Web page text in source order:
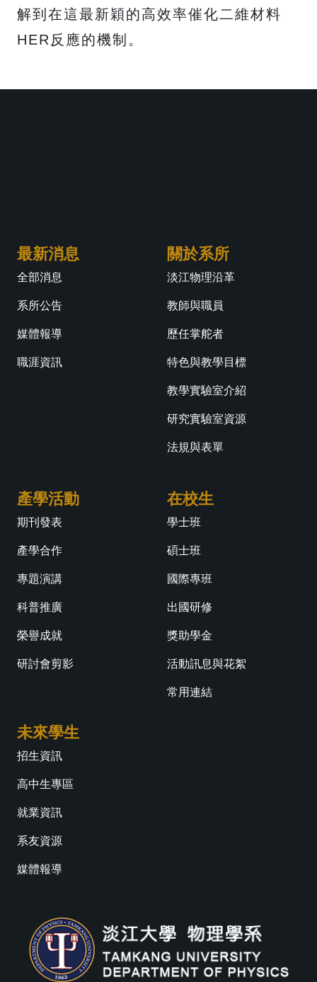
解到在這最新穎的高效率催化二維材料
HER反應的機制。
最新消息
全部消息
系所公告
媒體報導
職涯資訊
關於系所
淡江物理沿革
教師與職員
歷任掌舵者
特色與教學目標
教學實驗室介紹
研究實驗室資源
法規與表單
產學活動
期刊發表
產學合作
專題演講
科普推廣
榮譽成就
研討會剪影
在校生
學士班
碩士班
國際專班
出國研修
獎助學金
活動訊息與花絮
常用連結
未來學生
招生資訊
高中生專區
就業資訊
系友資源
媒體報導